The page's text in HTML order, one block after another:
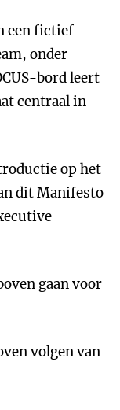
een fictief
onder
bord leert
centraal in
op het
dit Manifesto
gaan voor
volgen van